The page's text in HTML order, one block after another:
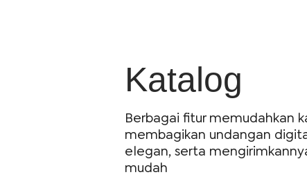
Katalog
Berbagai fitur memudahkan
membagikan undangan
elegan, serta
mudah